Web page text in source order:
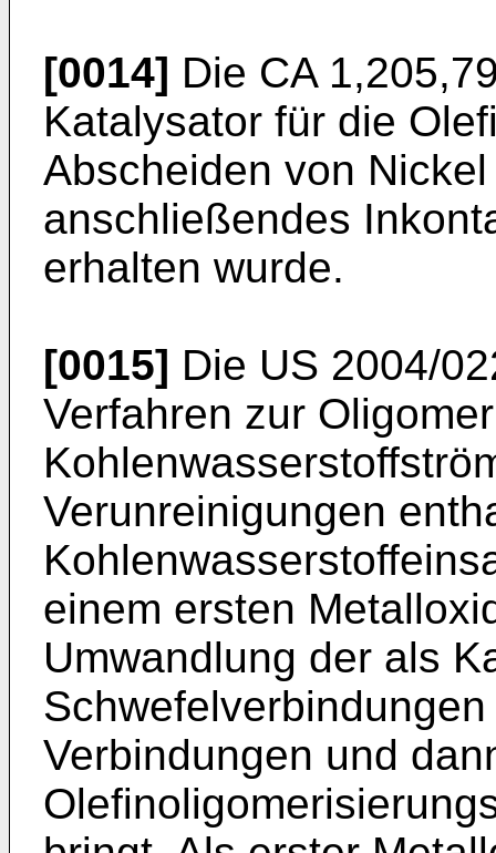
[0014] Die CA
Katalysator für die
Abscheiden von
anschließendes
erhalten wurde.
[0015] Die US 2004/
Verfahren zur
Verunreinigungen
einem ersten
Umwandlung der als
Verbindungen und